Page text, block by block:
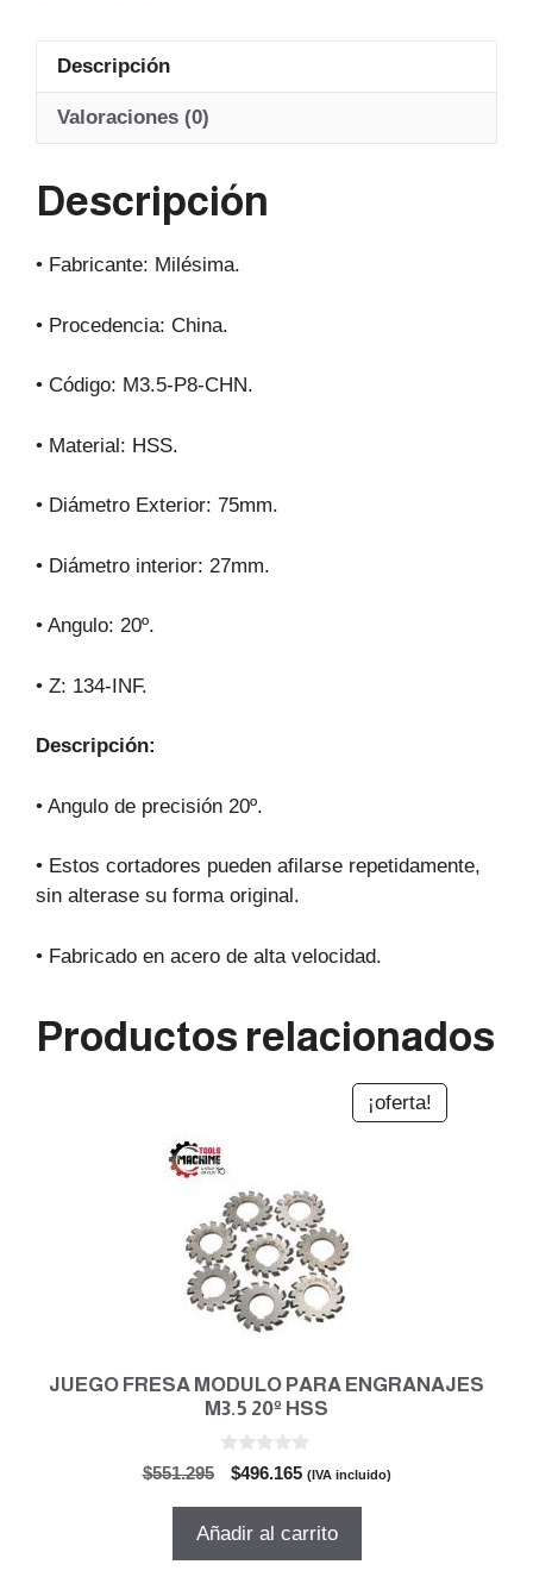
at
s
A
p
c
e
b
o
gr
a
Descripción
Valoraciones (0)
Descripción
• Fabricante: Milésima.
• Procedencia: China.
• Código: M3.5-P8-CHN.
• Material: HSS.
• Diámetro Exterior: 75mm.
• Diámetro interior: 27mm.
• Angulo: 20º.
• Z: 134-INF.
Descripción:
• Angulo de precisión 20º.
• Estos cortadores pueden afilarse repetidamente,
sin alterase su forma original.
• Fabricado en acero de alta velocidad.
Productos relacionados
¡oferta!
JUEGO FRESA MODULO PARA ENGRANAJES
M3.5 20º HSS
$551.295
El
original
$496.165El
actual
(IVA incluido)
Añadir al carrito